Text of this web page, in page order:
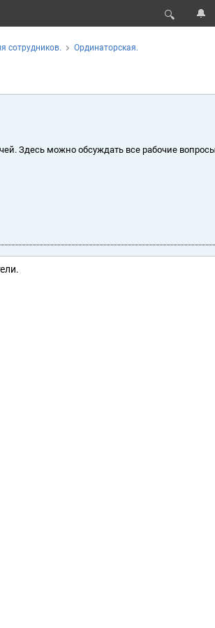
🔍 🔔
сотрудников. Ординаторская.
Здесь можно обсуждать все рабочие